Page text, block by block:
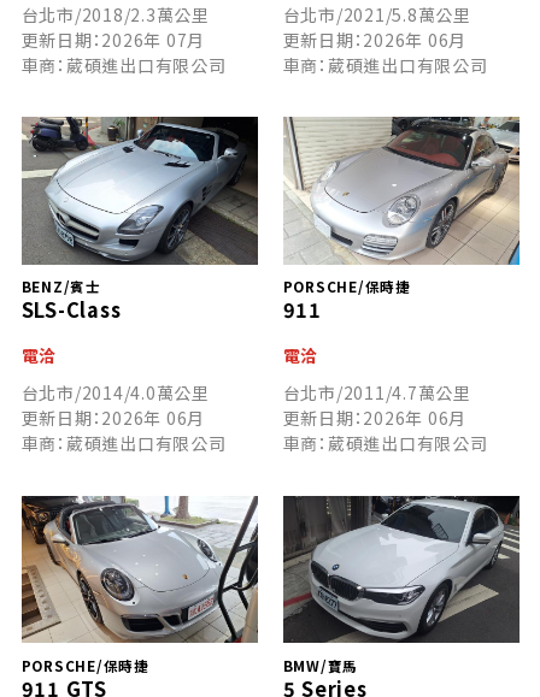
台北市/2018/2.3萬公里
更新日期：2026年 07月
車商：葳碩進出口有限公司
台北市/2021/5.8萬公里
更新日期：2026年 06月
車商：葳碩進出口有限公司
BENZ/賓士
SLS-Class
電洽
台北市/2014/4.0萬公里
更新日期：2026年 06月
車商：葳碩進出口有限公司
PORSCHE/保時捷
911
電洽
台北市/2011/4.7萬公里
更新日期：2026年 06月
車商：葳碩進出口有限公司
PORSCHE/保時捷
911 GTS
BMW/寶馬
5 Series